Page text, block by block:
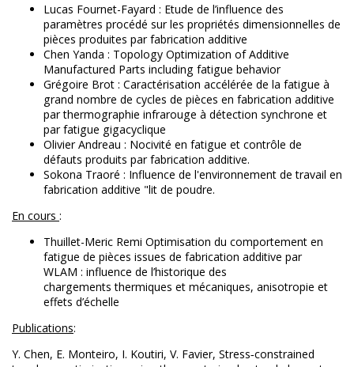
Lucas Fournet-Fayard : Etude de l’influence des
paramètres procédé sur les propriétés dimensionnelles de
pièces produites par fabrication additive
Chen Yanda : Topology Optimization of Additive
Manufactured Parts including fatigue behavior
Grégoire Brot : Caractérisation accélérée de la fatigue à
grand nombre de cycles de pièces en fabrication additive
par thermographie infrarouge à détection synchrone et
par fatigue gigacyclique
Olivier Andreau : Nocivité en fatigue et contrôle de
défauts produits par fabrication additive.
Sokona Traoré : Influence de l'environnement de travail en
fabrication additive "lit de poudre.
En cours :
Thuillet-Meric Remi Optimisation du comportement en
fatigue de pièces issues de fabrication additive par
WLAM : influence de l’historique des
chargements thermiques et mécaniques, anisotropie et
effets d’échelle
Publications:
Y. Chen, E. Monteiro, I. Koutiri, V. Favier, Stress‑constrained